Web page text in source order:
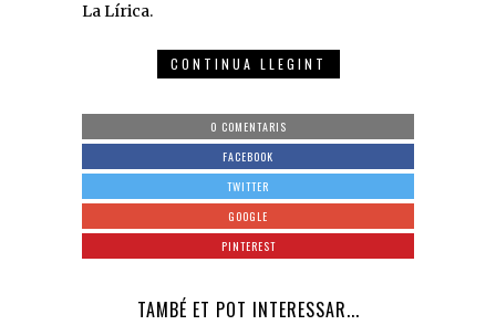
La Lírica.
CONTINUA LLEGINT
0 COMENTARIS
FACEBOOK
TWITTER
GOOGLE
PINTEREST
TAMBÉ ET POT INTERESSAR...